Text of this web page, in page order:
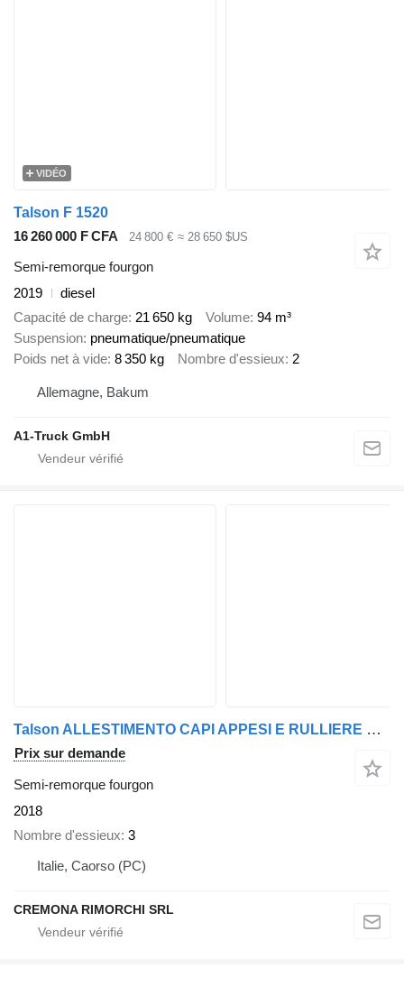
VIDÉO
Talson F 1520
16 260 000 F CFA
24 800 € ≈ 28 650 $US
Semi-remorque fourgon
2019
diesel
Capacité de charge 21 650 kg Volume 94 m³
Suspension pneumatique/pneumatique
Poids net à vide 8 350 kg Nombre d'essieux 2
Allemagne, Bakum
A1-Truck GmbH
Talson ALLESTIMENTO CAPI APPESI E RULLIERE PNEUMATICHE
Prix sur demande
Semi-remorque fourgon
2018
Nombre d'essieux 3
Italie, Caorso (PC)
CREMONA RIMORCHI SRL